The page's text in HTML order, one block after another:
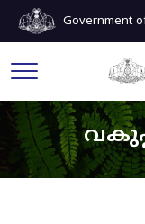
Government